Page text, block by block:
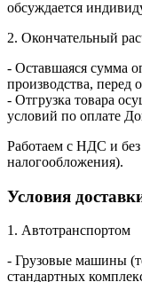
обсуждается
2. Окончательный
- Оставшаяся сумма
производства, перед
- Отгрузка товара
условий по оплате
Работаем с НДС и
налогообложения).
Условия
1. Автотранспортом
- Грузовые машины
стандартных